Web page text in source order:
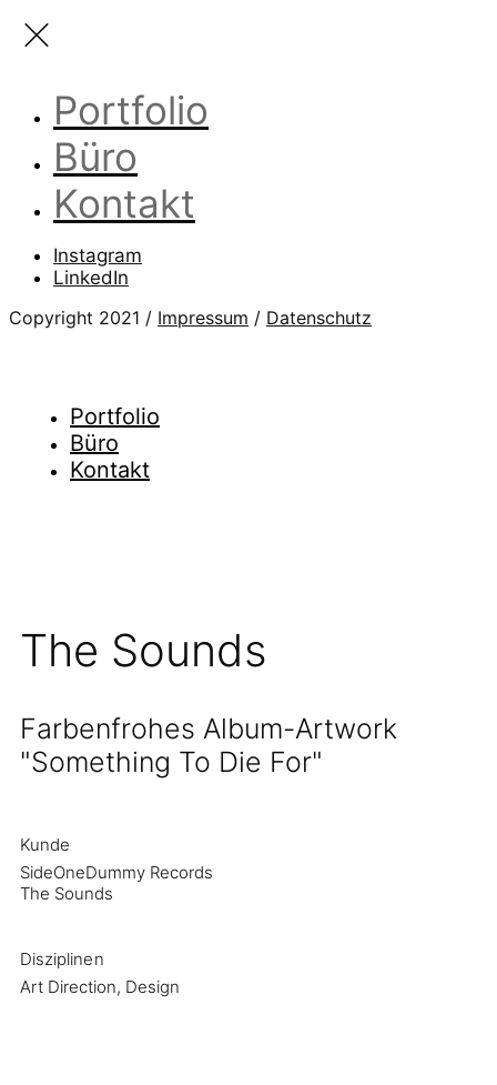
Portfolio
Büro
Kontakt
Instagram
LinkedIn
Copyright 2021 / Impressum / Datenschutz
Portfolio
Büro
Kontakt
The Sounds
Farbenfrohes Album-Artwork
"Something To Die For"
Kunde
SideOneDummy Records
The Sounds
Disziplinen
Art Direction, Design